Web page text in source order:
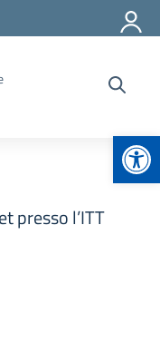
presso l’ITT